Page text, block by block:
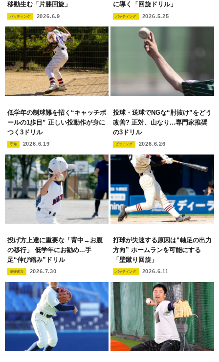
移動生む「片膝回旋」
バッティング 2026.6.9
に導く「回旋ドリル」
バッティング 2026.5.25
低学年の制球難を招く“キャッチボ
ールの1歩目” 正しい投動作が身に
つく3ドリル
守備 2026.6.19
投球・送球でNGな“肘抜け”をどう
改善? 正対、山なり...専門家推奨
の3ドリル
ピッチング 2026.6.26
投げ方上達に重要な「背中→お腹
の移行」 低学年にお勧め...手
足“伸び縮み”ドリル
基礎体力 2026.7.30
打球が失速する原因は“軸足の出力
方向” ホームランを可能にする
「壁蹴り回旋」
バッティング 2026.6.11